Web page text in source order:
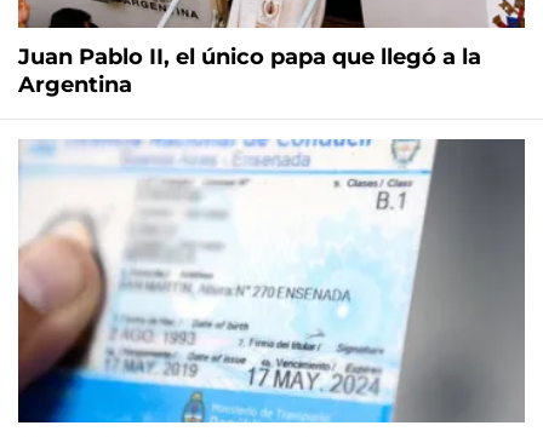
Juan Pablo II, el único papa que llegó a la
Argentina